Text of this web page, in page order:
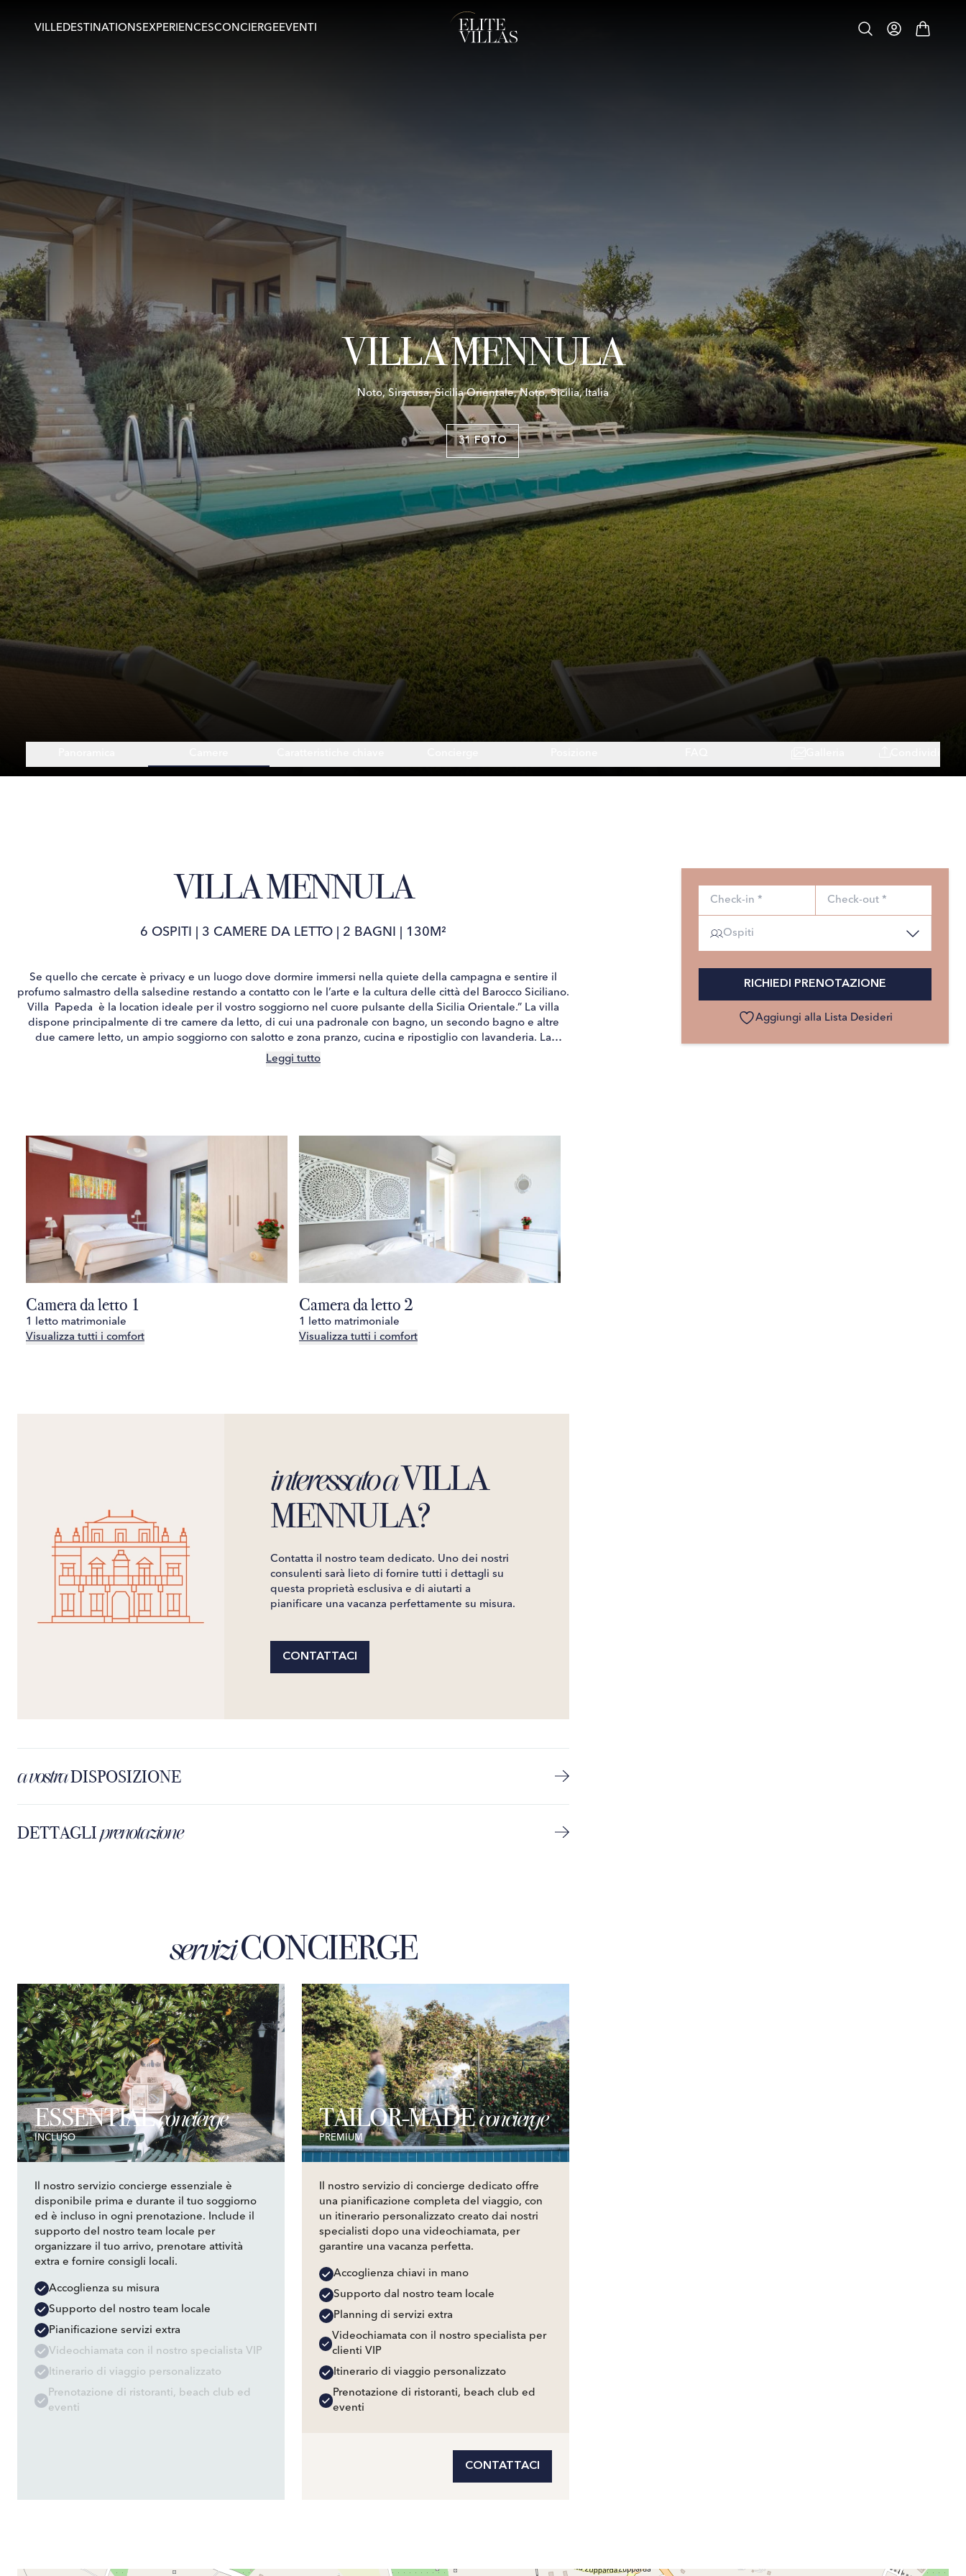
VILLEDESTINATIONSEXPERIENCESCONCIERGEEVENTI
VILLA MENNULA
Noto, Siracusa, Sicilia Orientale, Noto, Sicilia, Italia
31 FOTO
VILLA MENNULA
6 OSPITI 3 CAMERE DA LETTO 2 BAGNI 130M²
Se quello che cercate è privacy e un luogo dove dormire immersi nella quiete della campagna e sentire il
profumo salmastro della salsedine restando a contatto con le l’arte e la cultura delle città del Barocco Siciliano.
Villa Papeda è la location ideale per il vostro soggiorno nel cuore pulsante della Sicilia Orientale.” La villa
dispone principalmente di tre camere da letto, di cui una padronale con bagno, un secondo bagno e altre
due camere letto, un ampio soggiorno con salotto e zona pranzo, cucina e ripostiglio con lavanderia. La
piscina è privata ad uso esclusivo degli ospiti di villa Papeda. Le camere vengono sistemate sulla base delle
posizione in altura, i limoni ma anche ulivi e prati all’inglese mitigano la temperatura nelle ore più calde
dell’estate e la sua piscina privata (3x12) ad uso esclusivo degli ospiti della villa. La villa di recentissima
costruzione è di design moderno e su un unico piano. Tutti gli ambienti hanno diretto accesso al giardino
esterno. Il soggiorno e la cucina oltre ad accedere al giardino hanno anche accesso diretto all’ampia veranda
coperta e al grande dehor. Questa zona lambisce il prato all’inglese che ospita la piscina. Villa Papeda vi
entrerà nel cuore.Si comunica che il costo di pulizie e 190 Euro a soggiorno non incluso nel prezzo da pagare
in stuttura.
Leggi tutto
Camera da letto 1
1 letto matrimoniale
Visualizza tutti i comfort
Camera da letto 2
1 letto matrimoniale
Visualizza tutti i comfort
interessato aVILLA
MENNULA?
Contatta il nostro team dedicato. Uno dei nostri
consulenti sarà lieto di fornire tutti i dettagli su
questa proprietà esclusiva e di aiutarti a
pianificare una vacanza perfettamente su misura.
CONTATTACI
a vostraDISPOSIZIONE
DETTAGLIprenotazione
serviziCONCIERGE
ESSENTIALconcierge
INCLUSO
Il nostro servizio concierge essenziale è
disponibile prima e durante il tuo soggiorno
ed è incluso in ogni prenotazione. Include il
supporto del nostro team locale per
organizzare il tuo arrivo, prenotare attività
extra e fornire consigli locali.
Accoglienza su misura
Supporto del nostro team locale
Pianificazione servizi extra
Videochiamata con il nostro specialista VIP
Itinerario di viaggio personalizzato
Prenotazione di ristoranti, beach club ed
eventi
TAILOR-MADEconcierge
PREMIUM
Il nostro servizio di concierge dedicato offre
una pianificazione completa del viaggio, con
un itinerario personalizzato creato dai nostri
specialisti dopo una videochiamata, per
garantire una vacanza perfetta.
Accoglienza chiavi in mano
Supporto dal nostro team locale
Planning di servizi extra
Videochiamata con il nostro specialista per
clienti VIP
Itinerario di viaggio personalizzato
Prenotazione di ristoranti, beach club ed
eventi
CONTATTACI
RICHIEDI PRENOTAZIONE
Aggiungi alla Lista Desideri